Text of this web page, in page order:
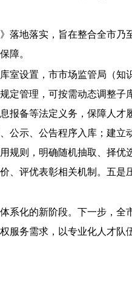
落地落实，旨在整合全市
障。
室设置，市市场监管局（
管理，可按需动态调整
备等法定义务，保障人
示、公告程序入库；建
则，明确随机抽取、择
评优表彰相关机制。五
系化的新阶段。下一步，
务需求，以专业化人才